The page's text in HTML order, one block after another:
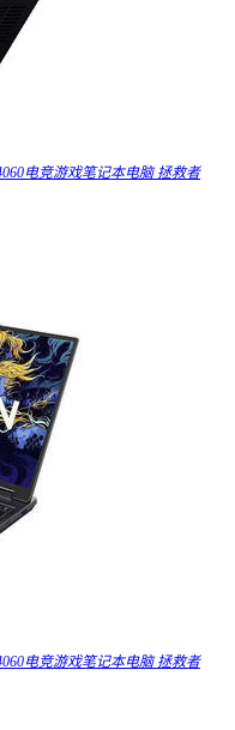
电竞游戏笔记本电脑 拯救者
电竞游戏笔记本电脑 拯救者